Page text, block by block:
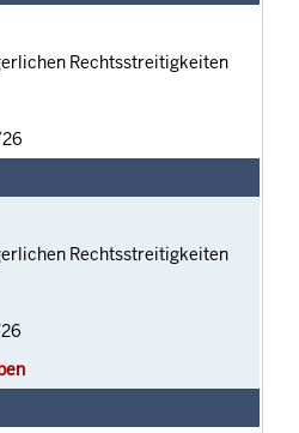
Rechtsstreitigkeiten
Rechtsstreitigkeiten